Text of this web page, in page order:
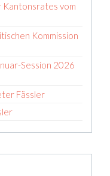
Kantonsrates vom
Kommission
Session 2026
Fässler